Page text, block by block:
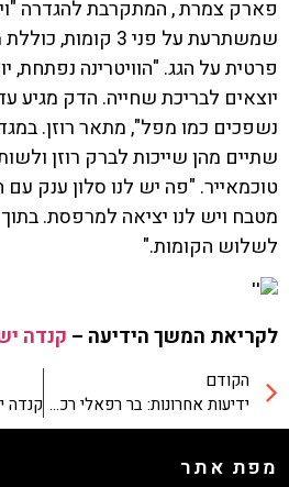
פארק צמרת , המתקרבת להגדרה
שמשתרעת על פני 3
פרטית על הגג. "הוויטרינה נפתחת,
יוצאים לבריכת שחייה. הדק מגיע
נשפכים כמו מפל", מתאר רוזן.
שתיים מהן שייכות לברק רוזן
טוכמאייר. "פה יש לנו סלון ענק
מטבח ויש לנו יציאה למרפסת.
לשלוש הקומות."
לקריאת המשך הידיעה –קנדה
הקודם
ידיעות אחרונות: בר רפאלי רכשה דירה בפרויקט BLUE של קנדה-ישראל
מפת אתר